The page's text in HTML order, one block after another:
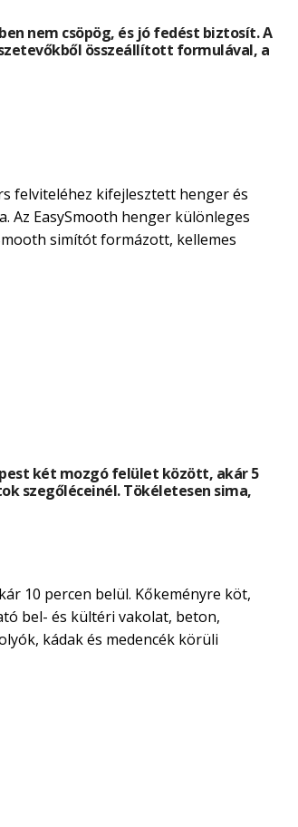
nem csöpög, és jó fedést biztosít. A
összeállított formulával, a
felviteléhez kifejlesztett henger és
Az EasySmooth henger különleges
simítót formázott, kellemes
két mozgó felület között, akár 5
szegőléceinél. Tökéletesen sima,
10 percen belül. Kőkeményre köt,
bel- és kültéri vakolat, beton,
kádak és medencék körüli